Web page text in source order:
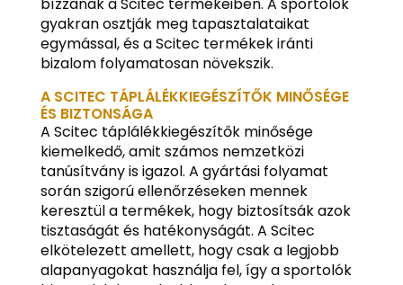
gyakran osztják meg tapasztalataikat
egymással, és a Scitec termékek iránti
bizalom folyamatosan növekszik.
A SCITEC TÁPLÁLÉKKIEGÉSZÍTŐK MINŐSÉGE
ÉS BIZTONSÁGA
A Scitec táplálékkiegészítők minősége
kiemelkedő, amit számos nemzetközi
tanúsítvány is igazol. A gyártási folyamat
során szigorú ellenőrzéseken mennek
keresztül a termékek, hogy biztosítsák azok
tisztaságát és hatékonyságát. A Scitec
elkötelezett amellett, hogy csak a legjobb
alapanyagokat használja fel, így a sportolók